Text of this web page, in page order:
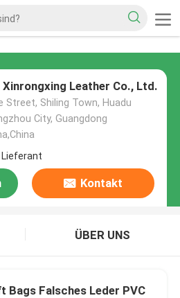
Xinrongxing Leather Co., Ltd.
Street, Shiling Town, Huadu
City, Guangdong
Kontakt
ÜBER UNS
Bags Falsches Leder PVC